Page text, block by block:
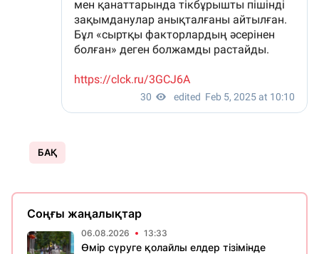
БАҚ
Соңғы жаңалықтар
06.08.2026 13:33
Өмір сүруге қолайлы елдер тізімінде